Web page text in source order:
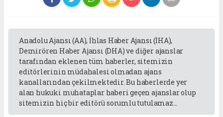
Anadolu Ajansı (AA), İhlas Haber Ajansı (İHA),
Demirören Haber Ajansı (DHA) ve diğer ajanslar
tarafından eklenen tüm haberler, sitemizin
editörlerinin müdahalesi olmadan ajans
kanallarından çekilmektedir. Bu haberlerde yer
alan hukuki muhataplar haberi geçen ajanslar olup
sitemizin hiç bir editörü sorumlu tutulamaz...